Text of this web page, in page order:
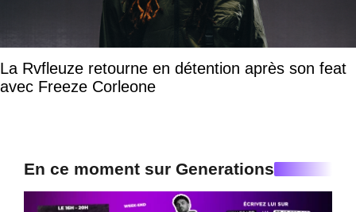
La Rvfleuze retourne en détention après son feat
avec Freeze Corleone
En ce moment sur Generations